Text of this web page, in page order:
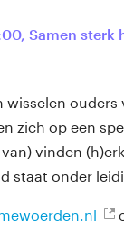
, Samen sterk
zich op een
vinden
staat onder